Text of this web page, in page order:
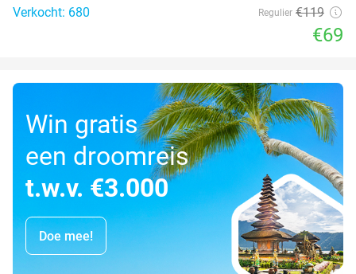
Verkocht: 680
Regulier €119
€69
Win gratis
een droomreis
t.w.v. €3.000
Doe mee!